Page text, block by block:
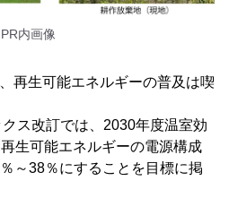
PR内画像
再生可能エネルギーの普及は喫
ス改訂では、2030年度温室効
生可能エネルギーの電源構成
～38％にすることを目標に掲